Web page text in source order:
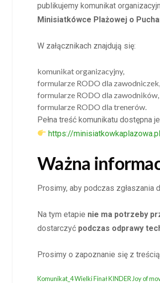
publikujemy komunikat
Minisiatkówce Plażowej o
W załącznikach znajdują się:
komunikat organizacyjny,
formularze RODO dla zawodniczek,
formularze RODO dla zawodników,
formularze RODO dla trenerów.
Pełna treść komunikatu dostępna
https://
Ważna
Prosimy, aby podczas zgłaszania
Na tym etapie nie ma potrzeby
dostarczyć podczas odprawy
Prosimy o zapoznanie się z
Komunikat_4 Wielki Finał KINDER Joy of